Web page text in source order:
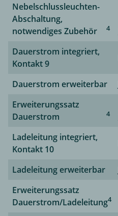
Nebelschlussleuchten-
Abschaltung,
notwendiges Zubehör
4
Dauerstrom integriert,
Kontakt 9
Dauerstrom erweiterbar
Erweiterungssatz
Dauerstrom
4
Ladeleitung integriert,
Kontakt 10
Ladeleitung erweiterbar
Erweiterungssatz
Dauerstrom/Ladeleitung4